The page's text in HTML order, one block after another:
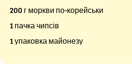
200 г моркви по-корейськи
1 пачка чипсів
1 упаковка майонезу